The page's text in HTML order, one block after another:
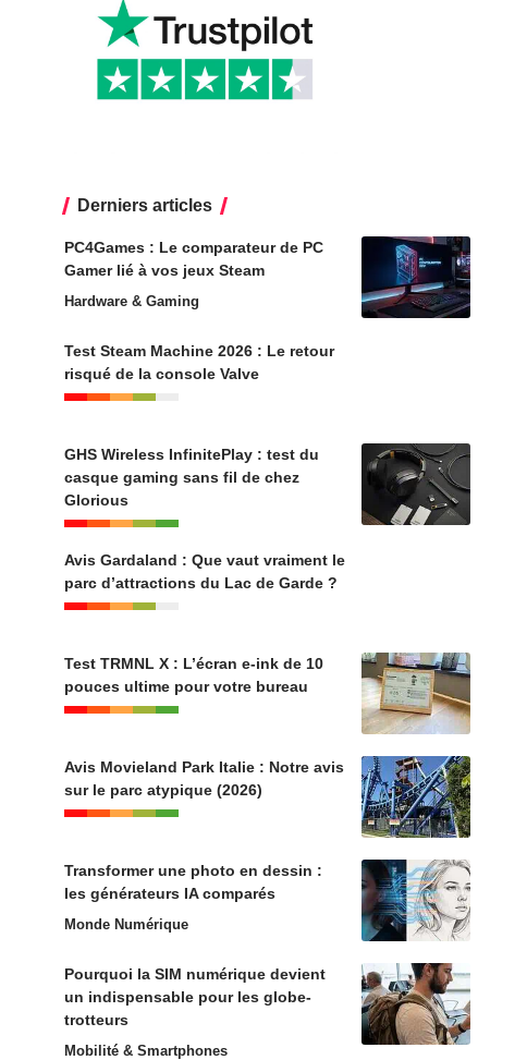
Derniers articles
PC4Games : Le comparateur de PC
Gamer lié à vos jeux Steam
Hardware & Gaming
Test Steam Machine 2026 : Le retour
risqué de la console Valve
GHS Wireless InfinitePlay : test du
casque gaming sans fil de chez
Glorious
Avis Gardaland : Que vaut vraiment le
parc d’attractions du Lac de Garde ?
Test TRMNL X : L’écran e-ink de 10
pouces ultime pour votre bureau
Avis Movieland Park Italie : Notre avis
sur le parc atypique (2026)
Transformer une photo en dessin :
les générateurs IA comparés
Monde Numérique
Pourquoi la SIM numérique devient
un indispensable pour les globe-
trotteurs
Mobilité & Smartphones